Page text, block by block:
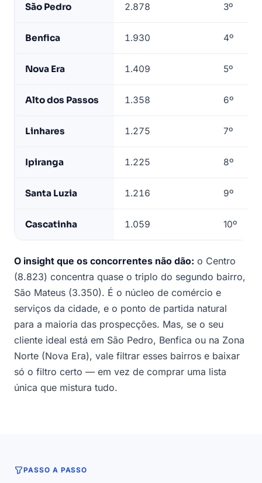
por
LeadJet
São Pedro 2.878 3º
Benfica 1.930 4º
Nova Era 1.409 5º
Alto dos Passos 1.358 6º
Linhares 1.275 7º
Ipiranga 1.225 8º
Santa Luzia 1.216 9º
Cascatinha 1.059 10º
O insight que os concorrentes não dão: o Centro
(8.823) concentra quase o triplo do segundo bairro,
São Mateus (3.350). É o núcleo de comércio e
serviços da cidade, e o ponto de partida natural
para a maioria das prospecções. Mas, se o seu
cliente ideal está em São Pedro, Benfica ou na Zona
Norte (Nova Era), vale filtrar esses bairros e baixar
só o filtro certo — em vez de comprar uma lista
única que mistura tudo.
PASSO A PASSO